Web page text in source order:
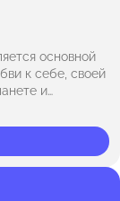
основной
к себе, своей
и